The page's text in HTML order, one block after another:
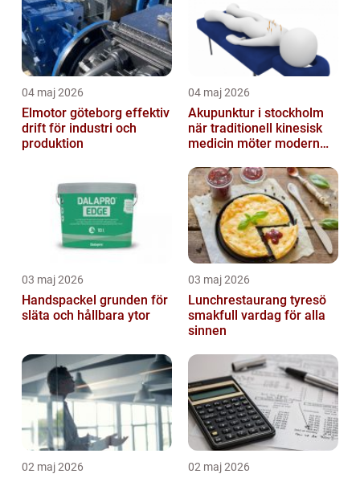
04 maj 2026
Elmotor göteborg effektiv
drift för industri och
produktion
04 maj 2026
Akupunktur i stockholm
när traditionell kinesisk
medicin möter modern
03 maj 2026
Handspackel grunden för
släta och hållbara ytor
03 maj 2026
Lunchrestaurang tyresö
smakfull vardag för alla
sinnen
02 maj 2026 02 maj 2026